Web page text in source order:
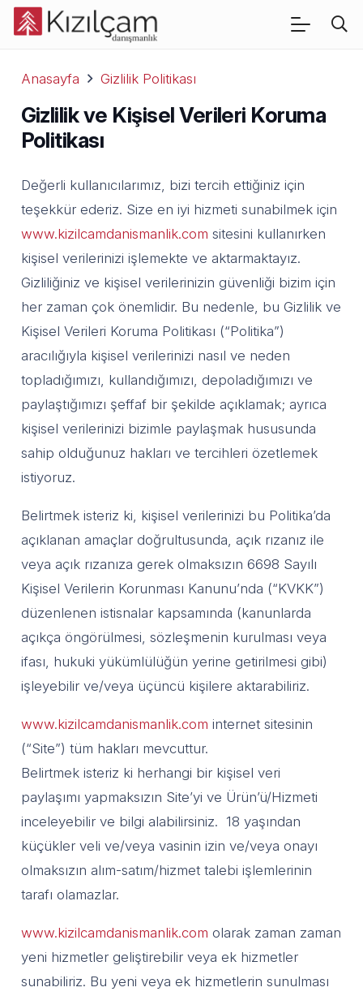
Anasayfa Gizlilik Politikası
Gizlilik ve Kişisel Verileri Koruma
Politikası
Değerli kullanıcılarımız, bizi tercih ettiğiniz için
teşekkür ederiz. Size en iyi hizmeti sunabilmek için
www.kizilcamdanismanlik.com sitesini kullanırken
kişisel verilerinizi işlemekte ve aktarmaktayız.
Gizliliğiniz ve kişisel verilerinizin güvenliği bizim için
her zaman çok önemlidir. Bu nedenle, bu Gizlilik ve
Kişisel Verileri Koruma Politikası (“Politika”)
aracılığıyla kişisel verilerinizi nasıl ve neden
topladığımızı, kullandığımızı, depoladığımızı ve
paylaştığımızı şeffaf bir şekilde açıklamak; ayrıca
kişisel verilerinizi bizimle paylaşmak hususunda
sahip olduğunuz hakları ve tercihleri özetlemek
istiyoruz.
Belirtmek isteriz ki, kişisel verilerinizi bu Politika’da
açıklanan amaçlar doğrultusunda, açık rızanız ile
veya açık rızanıza gerek olmaksızın 6698 Sayılı
Kişisel Verilerin Korunması Kanunu’nda (“KVKK”)
düzenlenen istisnalar kapsamında (kanunlarda
açıkça öngörülmesi, sözleşmenin kurulması veya
ifası, hukuki yükümlülüğün yerine getirilmesi gibi)
işleyebilir ve/veya üçüncü kişilere aktarabiliriz.
www.kizilcamdanismanlik.com internet sitesinin
(“Site”) tüm hakları mevcuttur.
Belirtmek isteriz ki herhangi bir kişisel veri
paylaşımı yapmaksızın Site’yi ve Ürün’ü/Hizmeti
inceleyebilir ve bilgi alabilirsiniz. 18 yaşından
küçükler veli ve/veya vasinin izin ve/veya onayı
olmaksızın alım-satım/hizmet talebi işlemlerinin
tarafı olamazlar.
www.kizilcamdanismanlik.com olarak zaman zaman
yeni hizmetler geliştirebilir veya ek hizmetler
sunabiliriz. Bu yeni veya ek hizmetlerin sunulması